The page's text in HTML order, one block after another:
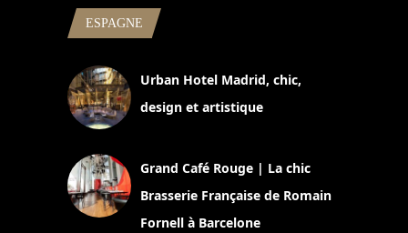
ESPAGNE
Urban Hotel Madrid, chic,
design et artistique
Grand Café Rouge | La chic
Brasserie Française de Romain
Fornell à Barcelone